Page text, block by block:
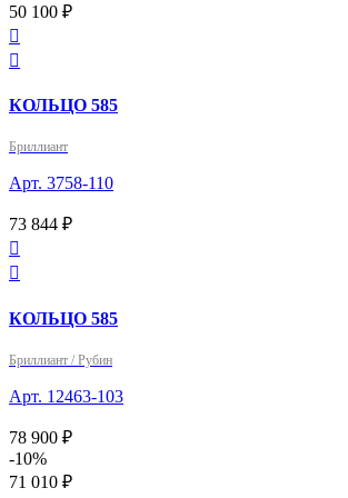
50 100 ₽


КОЛЬЦО 585
Бриллиант
Арт. 3758-110
73 844 ₽


КОЛЬЦО 585
Бриллиант / Рубин
Арт. 12463-103
78 900 ₽
-10%
71 010 ₽